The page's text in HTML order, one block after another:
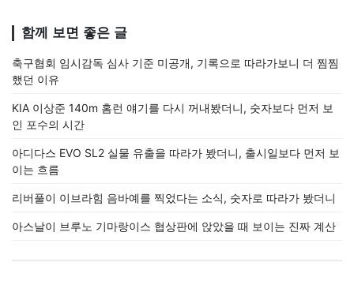
함께 보면 좋은 글
축구협회 임시감독 심사 기준 미공개, 기록으로 따라가보니 더 찜찜
했던 이유
KIA 이상준 140m 홈런 얘기를 다시 꺼내봤더니, 숫자보다 먼저 보
인 포수의 시간
아디다스 EVO SL2 실물 유출을 따라가 봤더니, 출시일보다 먼저 보
이는 흐름
리버풀이 이브라힘 음바예를 찍었다는 소식, 숫자로 따라가 봤더니
아스날이 브루노 기마랑이스 협상판에 앉았을 때 보이는 진짜 계산